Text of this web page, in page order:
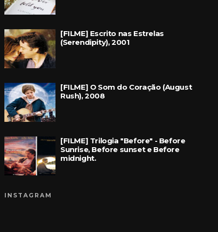
[FILME] Escrito nas Estrelas
(Serendipity), 2001
[FILME] O Som do Coração (August
Rush), 2008
[FILME] Trilogia "Before" - Before
Sunrise, Before sunset e Before
midnight.
INSTAGRAM